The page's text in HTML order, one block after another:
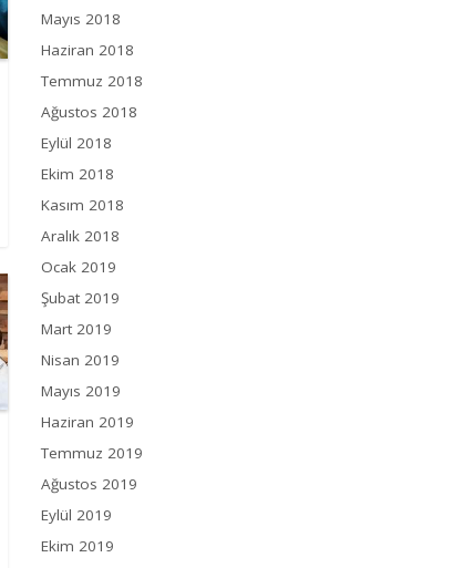
Mayıs 2018
Haziran 2018
Temmuz 2018
Ağustos 2018
Eylül 2018
Ekim 2018
Kasım 2018
Aralık 2018
Ocak 2019
Şubat 2019
Mart 2019
Nisan 2019
Mayıs 2019
Haziran 2019
Temmuz 2019
Ağustos 2019
Eylül 2019
Ekim 2019